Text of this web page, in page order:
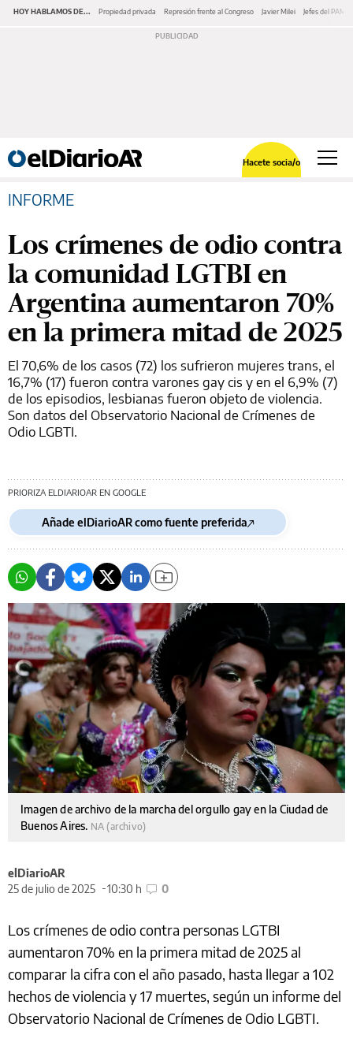
HOY HABLAMOS DE... Propiedad privada Represión frente al Congreso Javier Milei Jefes del PAMI
Hacete socia/o
INFORME
Los crímenes de odio contra
la comunidad LGTBI en
Argentina aumentaron 70%
en la primera mitad de 2025
El 70,6% de los casos (72) los sufrieron mujeres trans, el
16,7% (17) fueron contra varones gay cis y en el 6,9% (7)
de los episodios, lesbianas fueron objeto de violencia.
Son datos del Observatorio Nacional de Crímenes de
Odio LGBTI.
PRIORIZA ELDIARIOAR EN GOOGLE
Añade elDiarioAR como fuente preferida
Imagen de archivo de la marcha del orgullo gay en la Ciudad de
Buenos Aires. NA (archivo)
elDiarioAR
25 de julio de 2025
10:30 h 0
Los crímenes de odio contra personas LGTBI
aumentaron 70% en la primera mitad de 2025 al
comparar la cifra con el año pasado, hasta llegar a 102
hechos de violencia y 17 muertes, según un informe del
Observatorio Nacional de Crímenes de Odio LGBTI.